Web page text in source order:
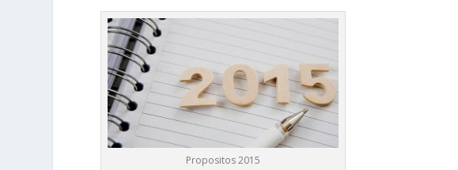
Propositos 2015